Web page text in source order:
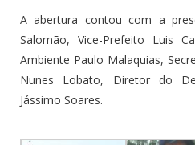
A abertura contou com a
Salomão, Vice-Prefeito Luis
Ambiente Paulo Malaquias,
Nunes Lobato, Diretor do
Jássimo Soares.